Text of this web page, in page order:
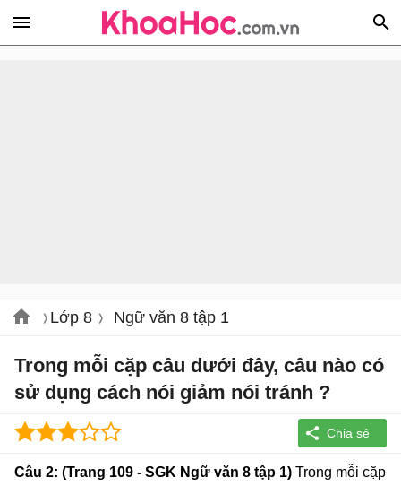
Lớp 8 Ngữ văn 8 tập 1
Trong mỗi cặp câu dưới đây, câu nào có
sử dụng cách nói giảm nói tránh ?
Câu 2: (Trang 109 - SGK Ngữ văn 8 tập 1) Trong mỗi cặp